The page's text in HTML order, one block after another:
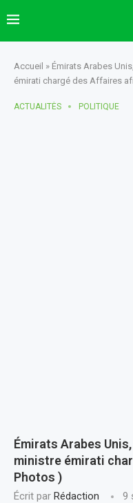
Accueil » Émirats Arabes
émirati chargé des Affaires
ACTUALITÈS POLITIQUE
Émirats Arabes
ministre émirati
Photos )
Écrit par Rédaction 9